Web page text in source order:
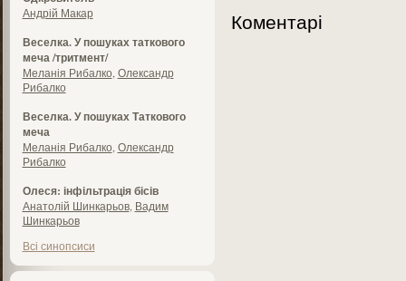
Андрій Макар
Веселка. У пошуках таткового
меча /тритмент/
Меланія Рибалко Олександр
Рибалко
Веселка. У пошуках Таткового
меча
Меланія Рибалко Олександр
Рибалко
Олеся: інфільтрація бісів
Анатолій Шинкарьов, Вадим
Шинкарьов
Всі синопсиси
Коментарі